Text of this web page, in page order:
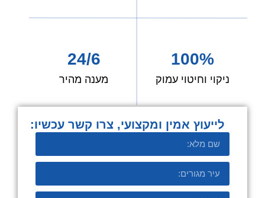
100%
ניקוי וחיטוי עמוק
24/6
מענה מהיר
לייעוץ אמין ומקצועי, צרו קשר עכשיו:​